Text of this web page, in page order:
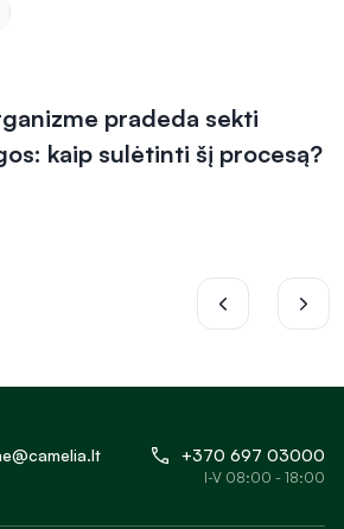
pradeda sekti
kaip sulėtinti šį procesą?
+370 697 03000
I-V 08:00 - 18:00